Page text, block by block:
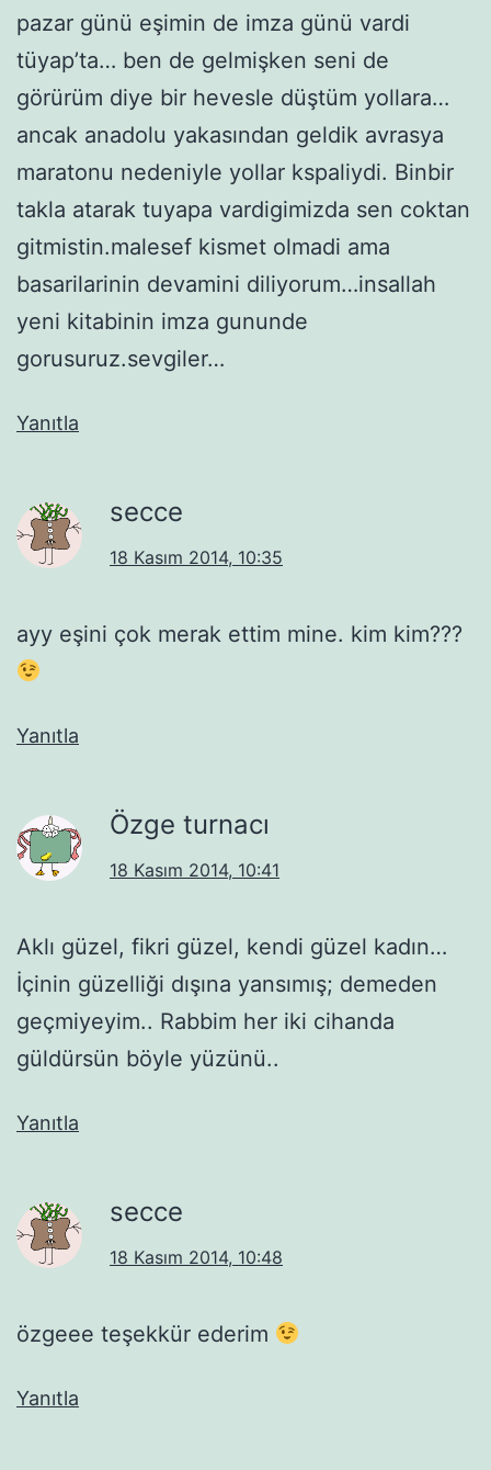
pazar günü eşimin de imza günü vardi
tüyap’ta… ben de gelmişken seni de
görürüm diye bir hevesle düştüm yollara…
ancak anadolu yakasından geldik avrasya
maratonu nedeniyle yollar kspaliydi. Binbir
takla atarak tuyapa vardigimizda sen coktan
gitmistin.malesef kismet olmadi ama
basarilarinin devamini diliyorum…insallah
yeni kitabinin imza gununde
gorusuruz.sevgiler…
Yanıtla
secce
18 Kasım 2014, 10:35
ayy eşini çok merak ettim mine. kim kim???
Yanıtla
Özge turnacı
18 Kasım 2014, 10:41
Aklı güzel, fikri güzel, kendi güzel kadın…
İçinin güzelliği dışına yansımış; demeden
geçmiyeyim.. Rabbim her iki cihanda
güldürsün böyle yüzünü..
Yanıtla
secce
18 Kasım 2014, 10:48
özgeee teşekkür ederim
Yanıtla